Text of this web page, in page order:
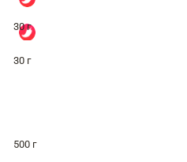
30 г
30 г
500 г